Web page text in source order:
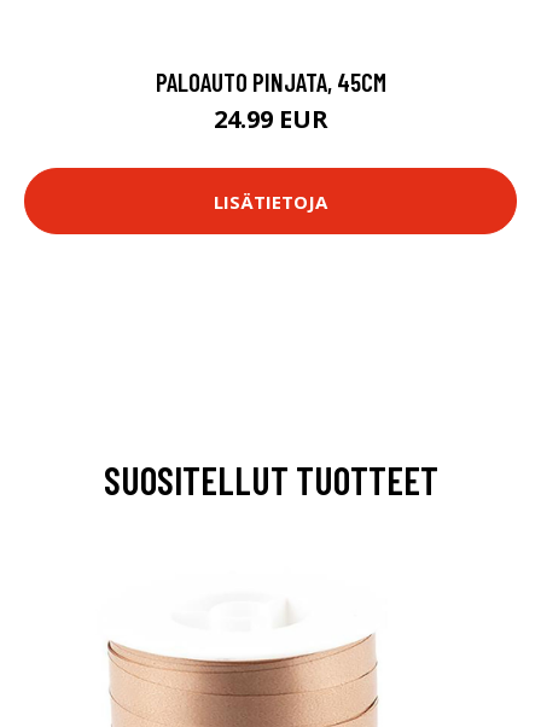
PALOAUTO PINJATA, 45CM
24.99 EUR
LISÄTIETOJA
SUOSITELLUT TUOTTEET